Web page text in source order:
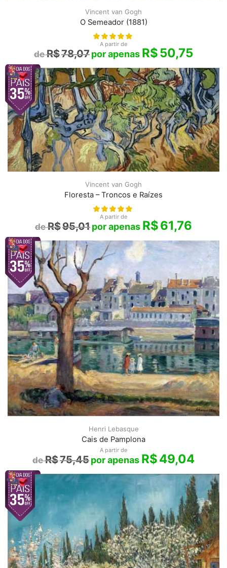
Vincent van Gogh
O Semeador (1881)
A partir de
R$78,07 R$50,75
Vincent van Gogh
Floresta – Troncos e Raízes
A partir de
R$95,01 R$61,76
Henri Lebasque
Cais de Pamplona
A partir de
R$75,45 R$49,04